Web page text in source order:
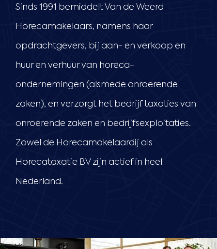
Sinds 1991 bemiddelt Van de Weerd
Horecamakelaars, namens haar
opdrachtgevers, bij aan- en verkoop en
huur en verhuur van horeca-
ondernemingen (alsmede onroerende
zaken), en verzorgt het bedrijf taxaties van
onroerende zaken en bedrijfsexploitaties.
Zowel de Horecamakelaardij als
Horecataxatie BV zijn actief in heel
Nederland.